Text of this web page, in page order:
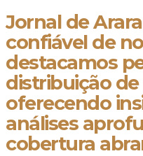
Jornal de
confiável de
destacamos
distribuição de
oferecendo
análises
cobertura